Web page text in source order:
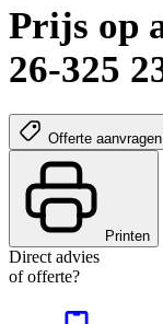
Prijs op
26-325
Offerte aanvragen
Printen
Direct advies
of offerte?